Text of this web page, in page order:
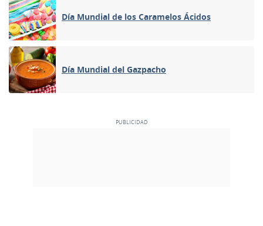
Día Mundial de los Caramelos Ácidos
Día Mundial del Gazpacho